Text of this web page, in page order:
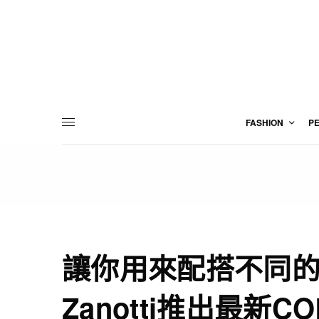
FASHION
讓你用來配搭不同
Zanotti推出最新